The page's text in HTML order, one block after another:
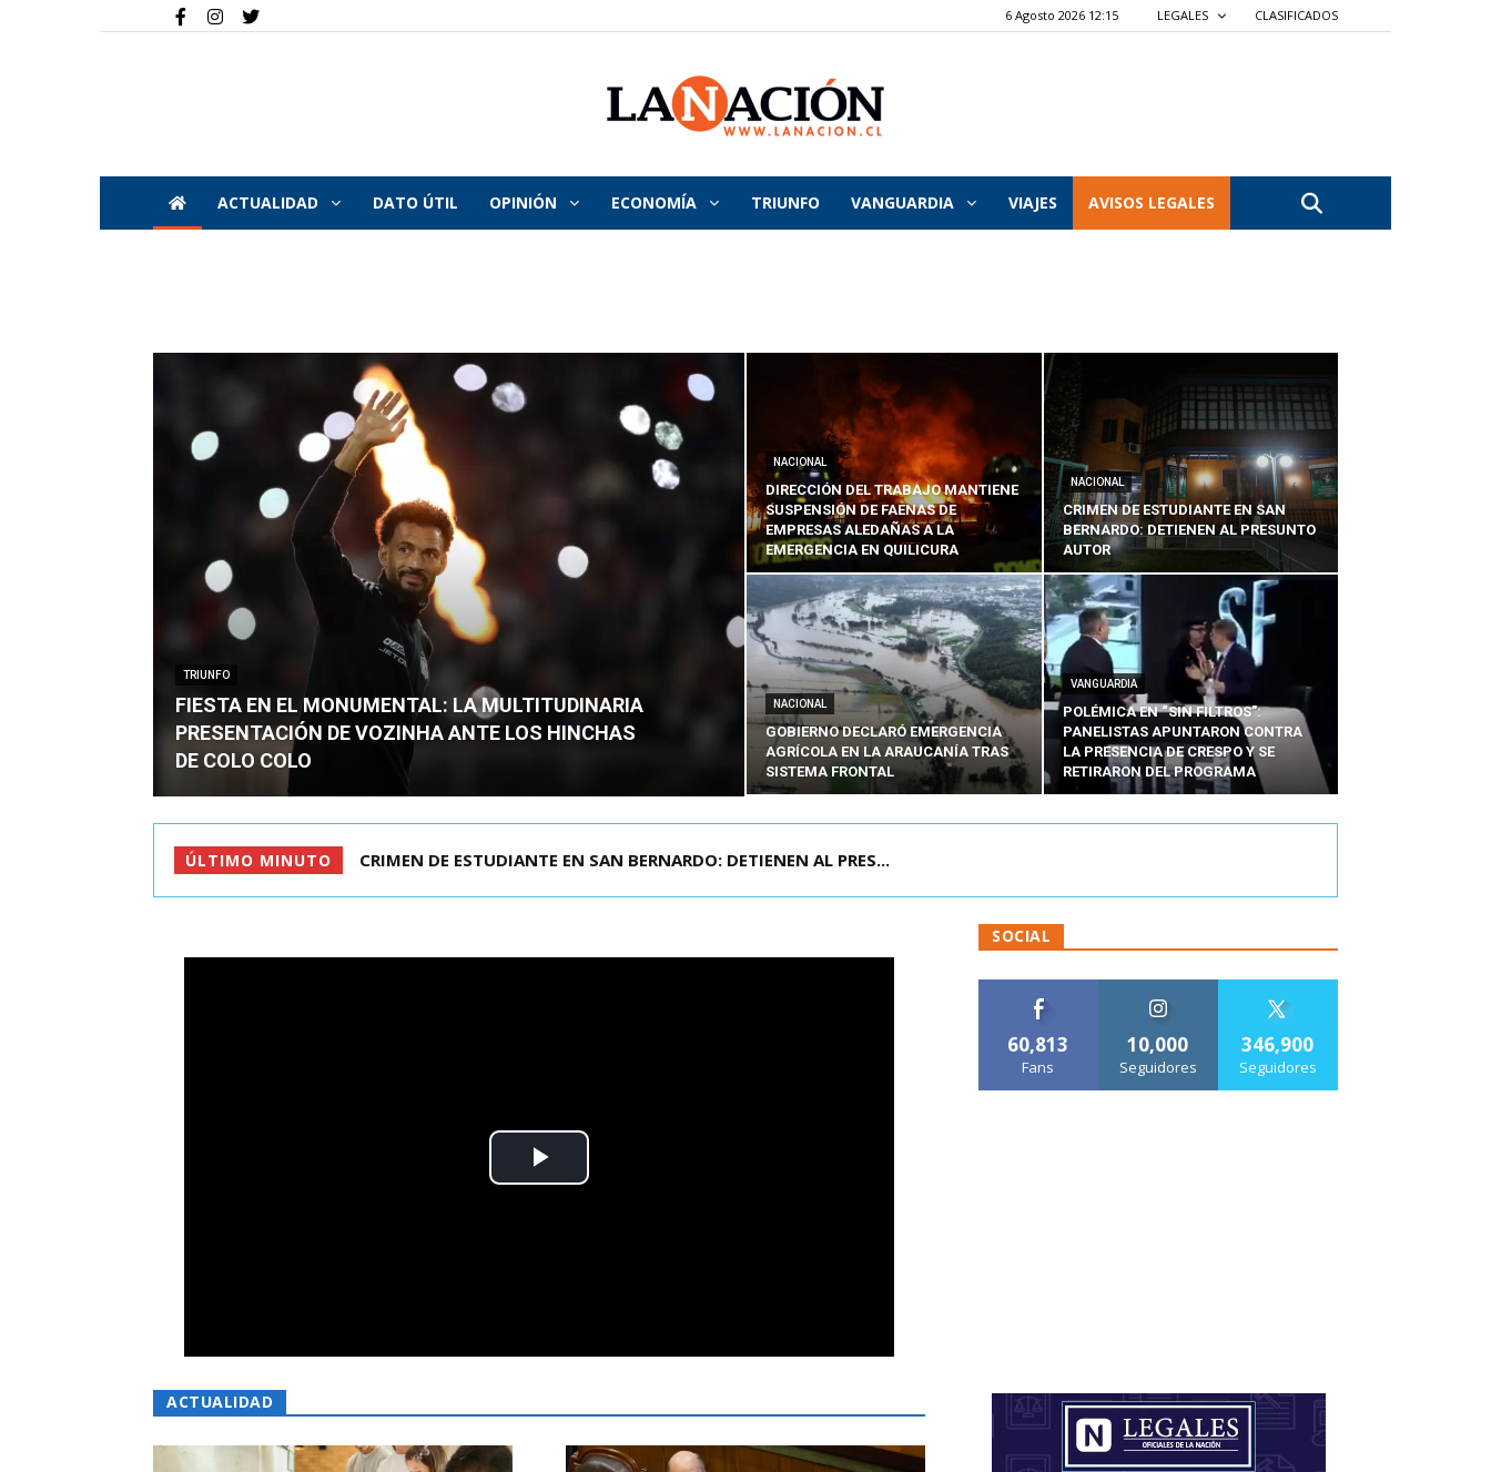
6 Agosto 2026 12:15 LEGALES CLASIFICADOS
La
Nación
ACTUALIDAD DATO ÚTIL OPINIÓN ECONOMÍA TRIUNFO VANGUARDIA VIAJES AVISOS LEGALES
TRIUNFO
FIESTA EN EL MONUMENTAL: LA MULTITUDINARIA
PRESENTACIÓN DE VOZINHA ANTE LOS HINCHAS
DE COLO COLO
NACIONAL
DIRECCIÓN DEL TRABAJO MANTIENE
SUSPENSIÓN DE FAENAS DE
EMPRESAS ALEDAÑAS A LA
EMERGENCIA EN QUILICURA
NACIONAL
CRIMEN DE ESTUDIANTE EN SAN
BERNARDO: DETIENEN AL PRESUNTO
AUTOR
NACIONAL
GOBIERNO DECLARÓ EMERGENCIA
AGRÍCOLA EN LA ARAUCANÍA TRAS
SISTEMA FRONTAL
VANGUARDIA
POLÉMICA EN “SIN FILTROS”:
PANELISTAS APUNTARON CONTRA
LA PRESENCIA DE CRESPO Y SE
RETIRARON DEL PROGRAMA
ÚLTIMO MINUTO CRIMEN DE ESTUDIANTE EN SAN BERNARDO: DETIENEN AL PRES...
ACTUALIDAD
SOCIAL
60,813
Fans
10,000
Seguidores
346,900
Seguidores